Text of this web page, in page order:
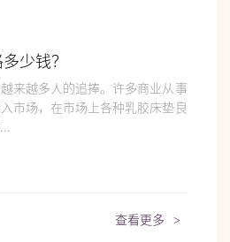
少钱？
来越多人的追捧。许多商业从事
市场，在市场上各种乳胶床垫良
查看更多 >